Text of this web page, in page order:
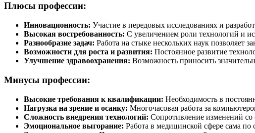
Плюсы профессии:
Инновационность: Участие в передовых исследованиях и
Высокая востребованность: С увеличением роли технологий и
Разнообразие задач: Работа на стыке нескольких наук позволяет
Возможности для роста и развития: Постоянное развитие
Улучшение здравоохранения: Возможность приносить
Минусы профессии:
Высокие требования к квалификации: Необходимость в
Нагрузка на зрение и осанку: Многочасовая работа за
Сложность внедрения технологий: Сопротивление изменений со
Эмоциональное выгорание: Работа в медицинской сфере сама